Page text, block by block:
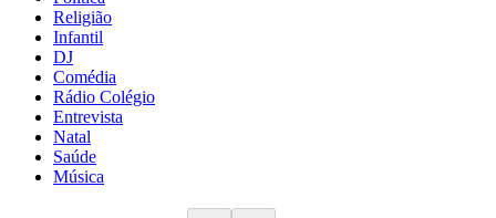
Religião
Infantil
DJ
Comédia
Rádio Colégio
Entrevista
Natal
Saúde
Música